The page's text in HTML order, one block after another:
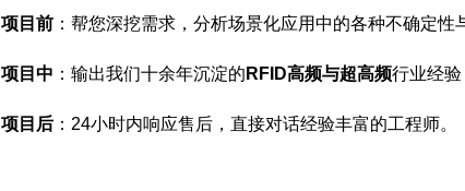
项目前 ：帮您深挖需求，分析场景化应用中的各种不确定
项目中 ：输出我们十余年沉淀的 RFID高频与超高频行业经验
项目后 ：24小时内响应售后，直接对话经验丰富的工程师。